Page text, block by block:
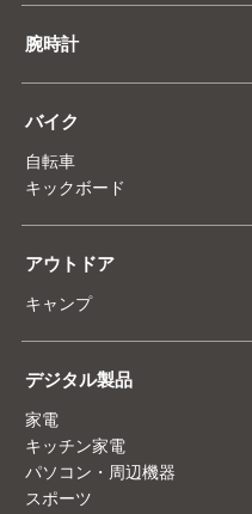
腕時計
バイク
自転車
キックボード
アウトドア
キャンプ
デジタル製品
家電
キッチン家電
パソコン・周辺機器
スポーツ